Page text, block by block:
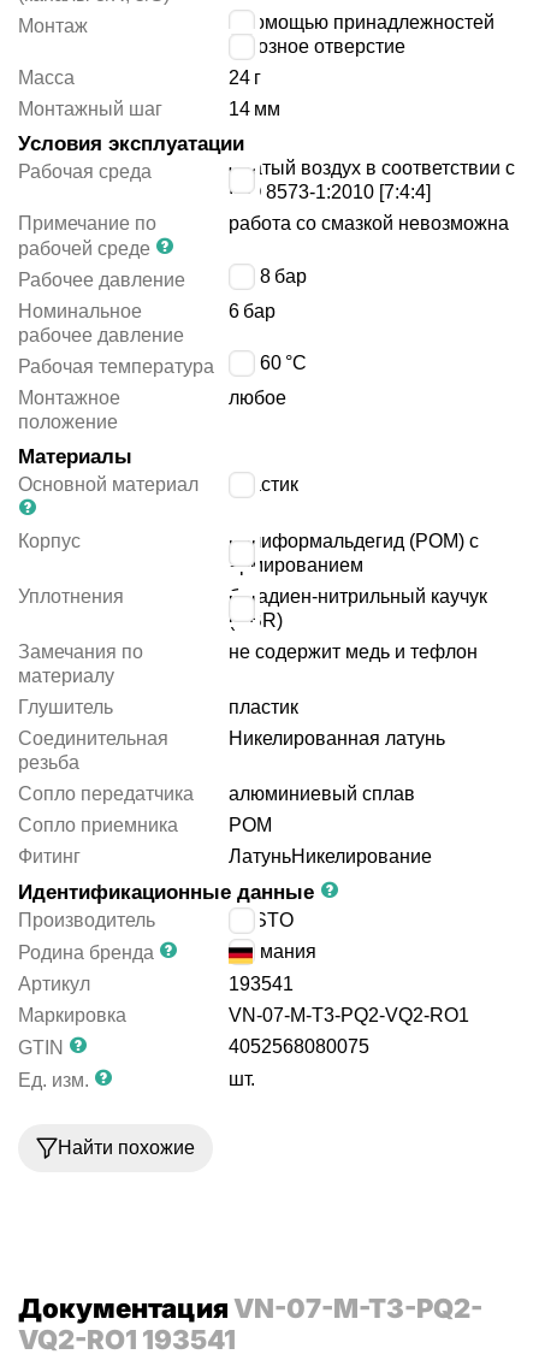
Монтаж
с помощью принадлежностей
сквозное отверстие
Масса
24 г
Монтажный шаг
14 мм
Условия эксплуатации
Рабочая среда
сжатый воздух в соответствии с
ISO 8573-1:2010 [7:4:4]
Примечание по
рабочей среде
работа со смазкой невозможна
Рабочее давление 1 ÷ 8 бар
Номинальное
рабочее давление
6 бар
Рабочая температура 0 ÷ 60 °C
Монтажное
положение
любое
Материалы
Основной материал пластик
Корпус
полиформальдегид (POM) с
армированием
Уплотнения
бутадиен-нитрильный каучук
(NBR)
Замечания по
материалу
не содержит медь и тефлон
Глушитель
пластик
Соединительная
резьба
Никелированная латунь
Сопло передатчика
алюминиевый сплав
Сопло приемника
POM
Фитинг
ЛатуньНикелирование
Идентификационные данные
Производитель
FESTO
Родина бренда
Германия
Артикул
193541
Маркировка
VN-07-M-T3-PQ2-VQ2-RO1
GTIN
4052568080075
Ед. изм.
шт.
Найти похожие
ДокументацияVN-07-M-T3-PQ2-
VQ2-RO1 193541